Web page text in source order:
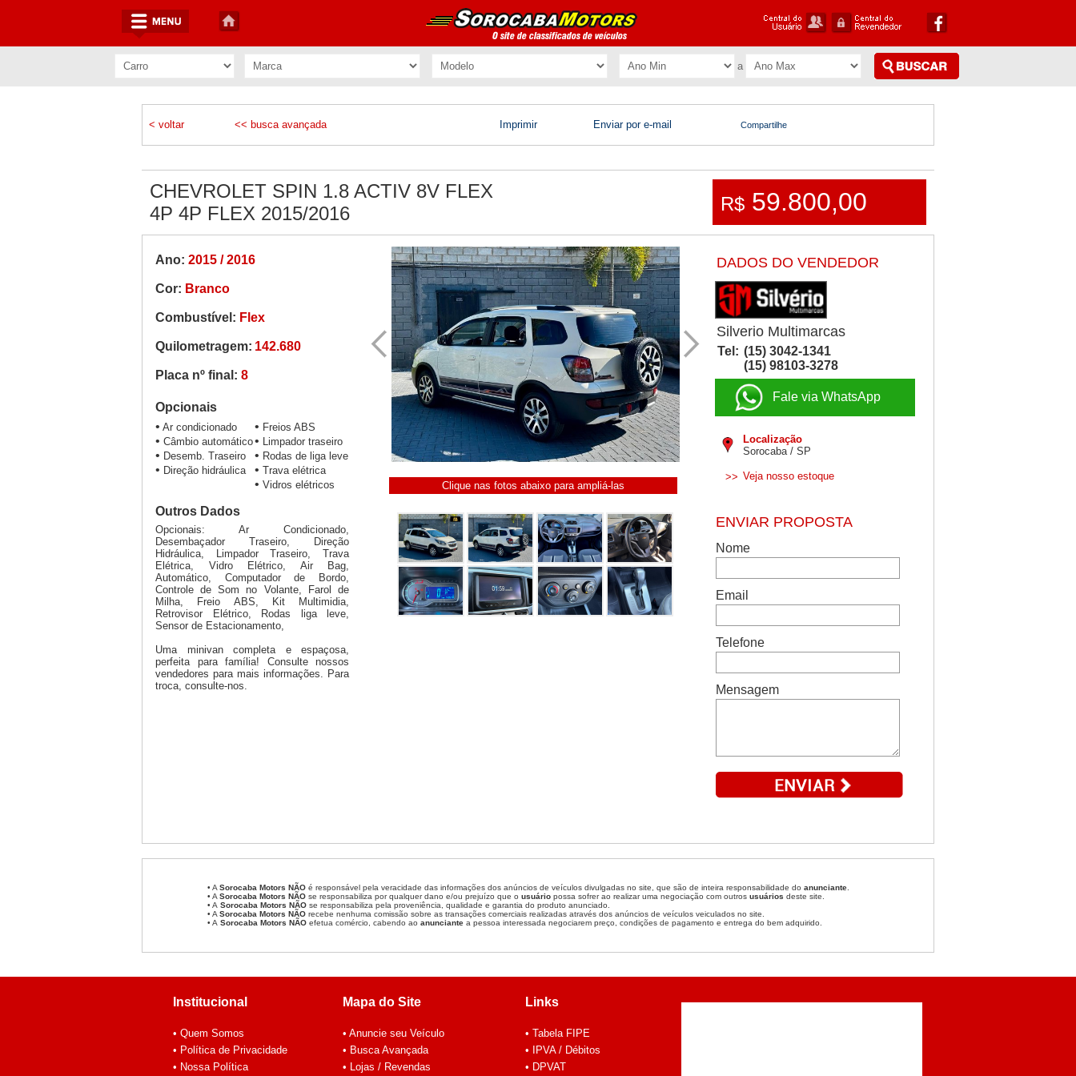
< voltar << busca avançada Imprimir Enviar por e-mail Compartilhe
CHEVROLET SPIN 1.8 ACTIV 8V FLEX
4P 4P FLEX 2015/2016
R$ 59.800,00
Ano: 2015 / 2016
Cor: Branco
Combustível: Flex
Quilometragem: 142.680
Placa nº final: 8
Opcionais
• Ar condicionado
• Câmbio automático
• Desemb. Traseiro
• Direção hidráulica
• Freios ABS
• Limpador traseiro
• Rodas de liga leve
• Trava elétrica
• Vidros elétricos
Outros Dados
Opcionais: Ar Condicionado,
Desembaçador Traseiro, Direção
Hidráulica, Limpador Traseiro, Trava
Elétrica, Vidro Elétrico, Air Bag,
Automático, Computador de Bordo,
Controle de Som no Volante, Farol de
Milha, Freio ABS, Kit Multimidia,
Retrovisor Elétrico, Rodas liga leve,
Sensor de Estacionamento,
Uma minivan completa e espaçosa,
perfeita para família! Consulte nossos
vendedores para mais informações. Para
troca, consulte-nos.
Clique nas fotos abaixo para ampliá-las
DADOS DO VENDEDOR
Silverio Multimarcas
Tel: (15) 3042-1341
(15) 98103-3278
Fale via WhatsApp
Localização
Sorocaba / SP
>> Veja nosso estoque
• A Sorocaba Motors NÃO é responsável pela veracidade das informações dos anúncios de veículos divulgadas no site, que são de inteira responsabilidade do anunciante
• A Sorocaba Motors NÃO se responsabiliza por qualquer dano e/ou prejuízo que o usuário possa sofrer ao realizar uma negociação com outros usuários deste site.
• A Sorocaba Motors NÃO se responsabiliza pela proveniência, qualidade e garantia do produto anunciado.
• A Sorocaba Motors NÃO recebe nenhuma comissão sobre as transações comerciais realizadas através dos anúncios de veículos veiculados no site.
• A Sorocaba Motors NÃO efetua comércio, cabendo ao anunciante a pessoa interessada negociarem preço, condições de pagamento e entrega do bem adquirido.